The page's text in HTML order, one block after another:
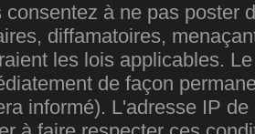
consentez à ne pas poster
diffamatoires,
les lois applicables.
de façon
informé). L'adresse IP